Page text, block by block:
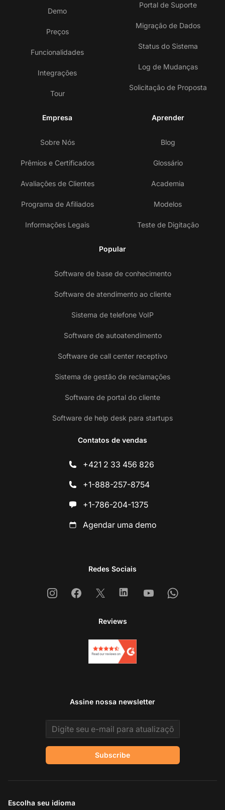
Demo
Preços
Funcionalidades
Integrações
Tour
Portal de Suporte
Migração de Dados
Status do Sistema
Log de Mudanças
Solicitação de Proposta
Empresa
Sobre Nós
Prêmios e Certificados
Avaliações de Clientes
Programa de Afiliados
Informações Legais
Aprender
Blog
Glossário
Academia
Modelos
Teste de Digitação
Popular
Software de base de conhecimento
Software de atendimento ao cliente
Sistema de telefone VoIP
Software de autoatendimento
Software de call center receptivo
Sistema de gestão de reclamações
Software de portal do cliente
Software de help desk para startups
Contatos de vendas
+421 2 33 456 826
+1-888-257-8754
+1-786-204-1375
Agendar uma demo
Redes Sociais
InstagramFacebook
X LinkedinYoutubeWhatsapp
Reviews
Assine nossa newsletter
Email address
Subscribe
Escolha seu idioma